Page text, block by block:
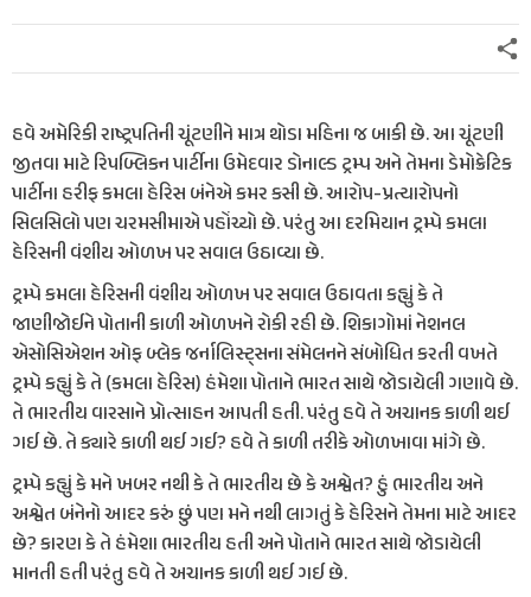
હવે અમેરિકી રાષ્ટ્રપતિની ચૂંટણીને માત્ર થોડા મહિના જ બાકી છે. આ ચૂંટણી
જીતવા માટે રિપબ્લિકન પાર્ટીના ઉમેદવાર ડોનાલ્ડ ટ્રમ્પ અને તેમના ડેમોક્રેટિક
પાર્ટીના હરીફ કમલા હેરિસ બંનેએ કમર કસી છે. આરોપ-પ્રત્યારોપનો
સિલસિલો પણ ચરમસીમાએ પહોંચ્યો છે. પરંતુ આ દરમિયાન ટ્રમ્પે કમલા
હેરિસની વંશીય ઓળખ પર સવાલ ઉઠાવ્યા છે.
ટ્રમ્પે કમલા હેરિસની વંશીય ઓળખ પર સવાલ ઉઠાવતા કહ્યું કે તે
જાણીજોઈને પોતાની કાળી ઓળખને રોકી રહી છે. શિકાગોમાં નેશનલ
એસોસિએશન ઓફ બ્લેક જર્નાલિસ્ટ્સના સંમેલનને સંબોધિત કરતી વખતે
ટ્રમ્પે કહ્યું કે તે (કમલા હેરિસ) હંમેશા પોતાને ભારત સાથે જોડાયેલી ગણાવે છે.
તે ભારતીય વારસાને પ્રોત્સાહન આપતી હતી. પરંતુ હવે તે અચાનક કાળી થઈ
ગઈ છે. તે ક્યારે કાળી થઈ ગઈ? હવે તે કાળી તરીકે ઓળખાવા માંગે છે.
ટ્રમ્પે કહ્યું કે મને ખબર નથી કે તે ભારતીય છે કે અશ્વેત? હું ભારતીય અને
અશ્વેત બંનેનો આદર કરું છું પણ મને નથી લાગતું કે હેરિસને તેમના માટે આદર
છે? કારણ કે તે હંમેશા ભારતીય હતી અને પોતાને ભારત સાથે જોડાયેલી
માનતી હતી પરંતુ હવે તે અચાનક કાળી થઈ ગઈ છે.